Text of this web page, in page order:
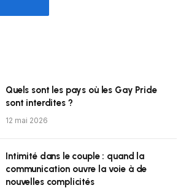
Quels sont les pays où les Gay Pride
sont interdites ?
12 mai 2026
Intimité dans le couple : quand la
communication ouvre la voie à de
nouvelles complicités